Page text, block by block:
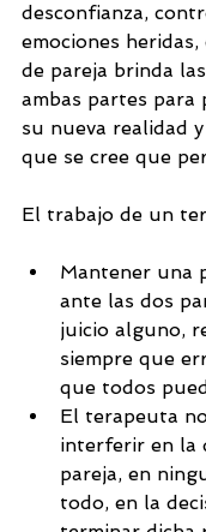
desconfianza,
emociones
de pareja brinda
ambas partes para
su nueva realidad
que se cree que
El trabajo de un
Mantener una
ante las dos
juicio alguno,
siempre que
que todos
El terapeuta
interferir en la
pareja, en
todo, en la